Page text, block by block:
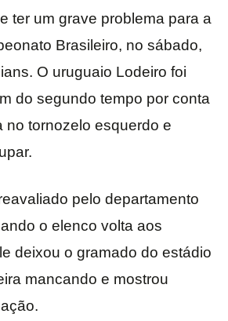
ter um grave problema para a
Brasileiro, no sábado,
O uruguaio Lodeiro foi
do segundo tempo por conta
no tornozelo esquerdo e
pelo departamento
o elenco volta aos
deixou o gramado do estádio
mancando e mostrou